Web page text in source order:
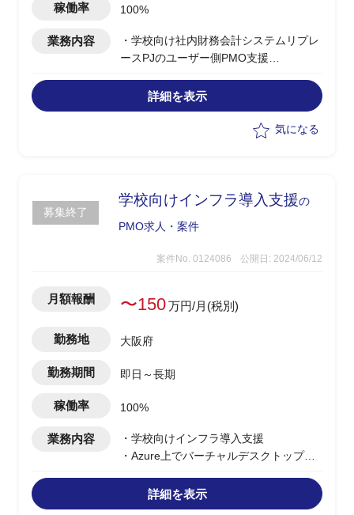
稼働率 100%
業務内容
・学校向け社内財務会計システムリプレ
ースPJのユーザー側PMO支援
・工程計画のレビュー
・学校側の進捗管理
・品質管理の計画レビュー、報告結果の
ク
詳細を表示
気になる
募集終了
学校向けインフラ導入支援の
PMO求人・案件
案件No. 0124086 公開日: 2024/06/12
月額報酬 〜150万円/月(税別)
勤務地 大阪府
勤務期間 即日～長期
稼働率 100%
業務内容
・学校向けインフラ導入支援
・Azure上でバーチャルデスクトップ採
・ベンダー管理等のプロジェクト管理支
援
詳細を表示